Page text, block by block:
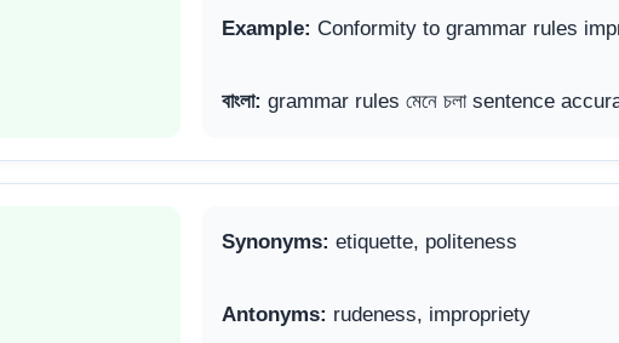
Example: Conformity to grammar rules
বাংলা: grammar rules মেনে চলা sentence
Synonyms: etiquette, politeness
Antonyms: rudeness, impropriety